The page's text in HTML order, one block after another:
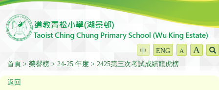
中 ENG A A
首頁 榮譽榜 24-25 年度 2425第三次考試成績龍虎榜
返回